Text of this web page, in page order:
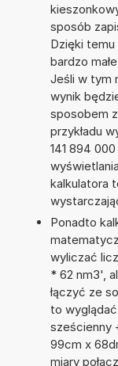
sposób
Dzięki
bardzo
Jeśli w tym
wynik
sposobem
przykładu
141 894
kalkulatora
Ponadto
wyliczać
* 62 nm3',
łączyć ze
to
sześcienny
99cm x
miary